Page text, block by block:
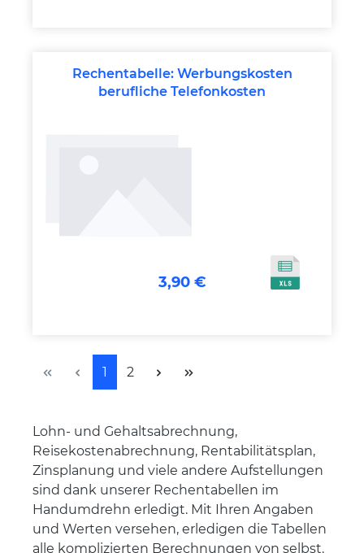
Rechentabelle: Werbungskosten
berufliche Telefonkosten
3,90 €
Seite
1 Seite
2
Lohn- und Gehaltsabrechnung,
Reisekostenabrechnung, Rentabilitätsplan,
Zinsplanung und viele andere Aufstellungen
sind dank unserer Rechentabellen im
Handumdrehn erledigt. Mit Ihren Angaben
und Werten versehen, erledigen die Tabellen
alle komplizierten Berechnungen von selbst.